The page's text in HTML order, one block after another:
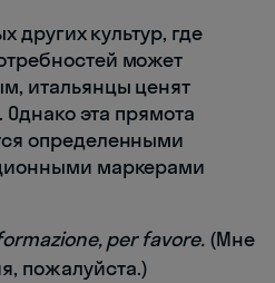
других культур, где
может
итальянцы ценят
Однако эта прямота
определенными
маркерами
per favore.(Мне
пожалуйста.)